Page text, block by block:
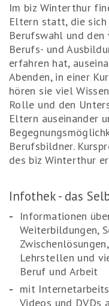
Im biz Winterthur
Eltern statt, die
Berufswahl und den
Berufs- und
erfahren hat,
Abenden, in einer
hören sie viel
Rolle und den
Eltern auseinander
Berufsbildner.
des biz Winterthur
Infothek - das
Informationen
Weiterbildungen,
Lehrstellen und
Beruf und Arbeit
mit
Videos und DVDs